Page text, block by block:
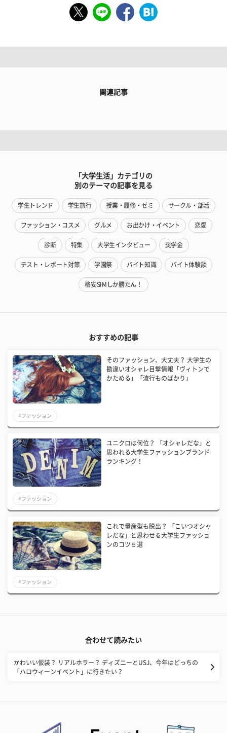
関連記事
「大学生活」カテゴリの
別のテーマの記事を見る
学生トレンド 学生旅行 授業・履修・ゼミ サークル・部活
ファッション・コスメ グルメ お出かけ・イベント 恋愛
診断 特集 大学生インタビュー 奨学金
テスト・レポート対策 学園祭 バイト知識 バイト体験談
格安SIMしか勝たん！
おすすめの記事
そのファッション、大丈夫？ 大学生の
勘違いオシャレ目撃情報「ヴィトンで
かためる」「流行ものばかり」
#ファッション
ユニクロは何位？ 「オシャレだな」と
思われる大学生ファッションブランド
ランキング！
#ファッション
これで量産型も脱出？ 「こいつオシャ
レだな」と思わせる大学生ファッショ
ンのコツ５選
#ファッション
合わせて読みたい
​かわいい仮装？ リアルホラー？ ディズニーとUSJ、今年はどっちの
「ハロウィーンイベント」に行きたい？